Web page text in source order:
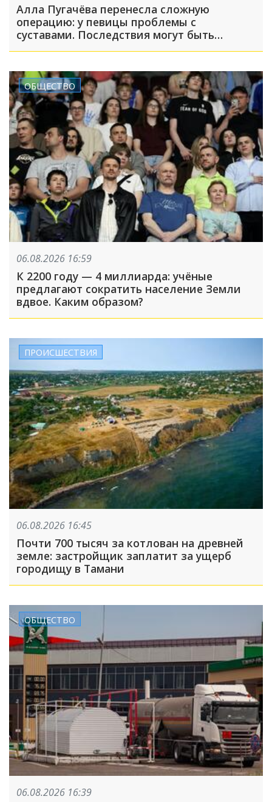
Алла Пугачёва перенесла сложную
операцию: у певицы проблемы с
суставами. Последствия могут быть
серьёзными
ОБЩЕСТВО
06.08.2026 16:59
К 2200 году — 4 миллиарда: учёные
предлагают сократить население Земли
вдвое. Каким образом?
ПРОИСШЕСТВИЯ
06.08.2026 16:45
Почти 700 тысяч за котлован на древней
земле: застройщик заплатит за ущерб
городищу в Тамани
ОБЩЕСТВО
06.08.2026 16:39